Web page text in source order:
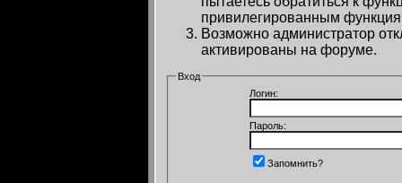
привилегированным
Возможно администратор
активированы на форуме.
Вход
Логин:
Пароль:
Запомнить?